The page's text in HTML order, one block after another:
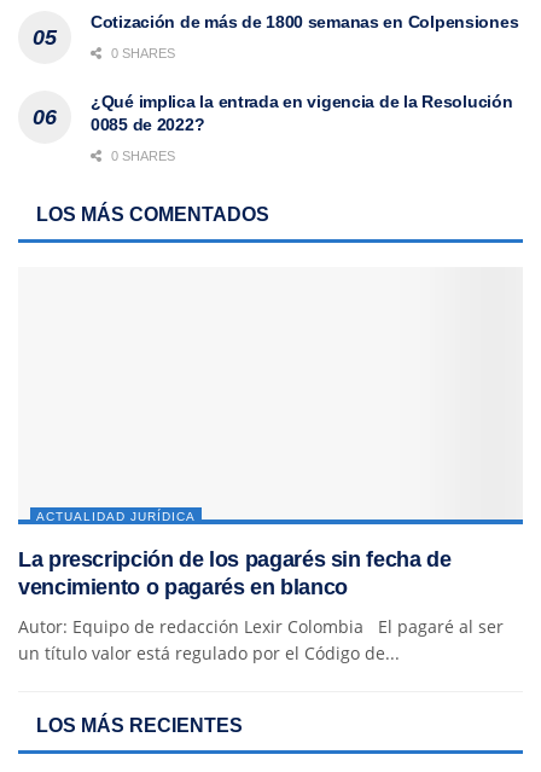
Cotización de más de 1800 semanas en Colpensiones
0 SHARES
¿Qué implica la entrada en vigencia de la Resolución
0085 de 2022?
0 SHARES
LOS MÁS COMENTADOS
ACTUALIDAD JURÍDICA
La prescripción de los pagarés sin fecha de
vencimiento o pagarés en blanco
Autor: Equipo de redacción Lexir Colombia El pagaré al ser
un título valor está regulado por el Código de...
LOS MÁS RECIENTES